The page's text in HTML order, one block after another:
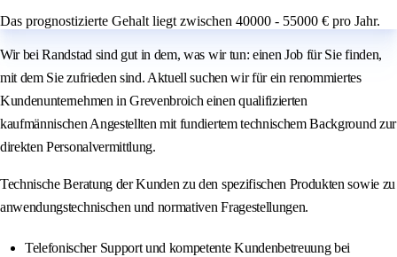
Das prognostizierte Gehalt liegt zwischen 40000 - 55000 € pro Jahr.
Wir bei Randstad sind gut in dem, was wir tun: einen Job für Sie finden,
mit dem Sie zufrieden sind. Aktuell suchen wir für ein renommiertes
Kundenunternehmen in Grevenbroich einen qualifizierten
kaufmännischen Angestellten mit fundiertem technischem Background zur
direkten Personalvermittlung.
Technische Beratung der Kunden zu den spezifischen Produkten sowie zu
anwendungstechnischen und normativen Fragestellungen.
Telefonischer Support und kompetente Kundenbetreuung bei